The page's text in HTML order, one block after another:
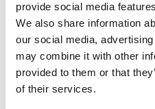
provide social media
We also share information
our social media,
may combine it with other
provided to them or that
of their services.
Advies nodig van
999,-